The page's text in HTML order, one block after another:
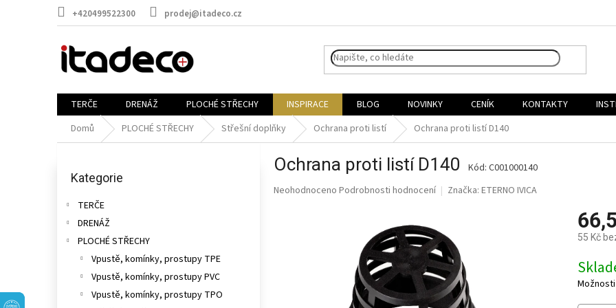
+420499522300 prodej@itadeco.cz
TERČE DRENÁŽ PLOCHÉ STŘECHY INSPIRACE BLOG NOVINKY CENÍK KONTAKTY
Domů
PLOCHÉ STŘECHY Střešní doplňky Ochrana proti listí Ochrana proti listí D140
kategorie
Kategorie
TERČE
DRENÁŽ
PLOCHÉ STŘECHY
Vpustě, komínky, prostupy TPE
Vpustě, komínky, prostupy PVC
Vpustě, komínky, prostupy TPO
Ochrana proti listí D140 Kód: C001000140
Průměrné
Neohodnoceno Podrobnosti hodnocení Značka: ETERNO IVICA
55 Kč
cena: